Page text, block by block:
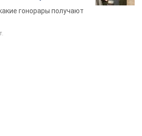
карьеры
гонорары получают